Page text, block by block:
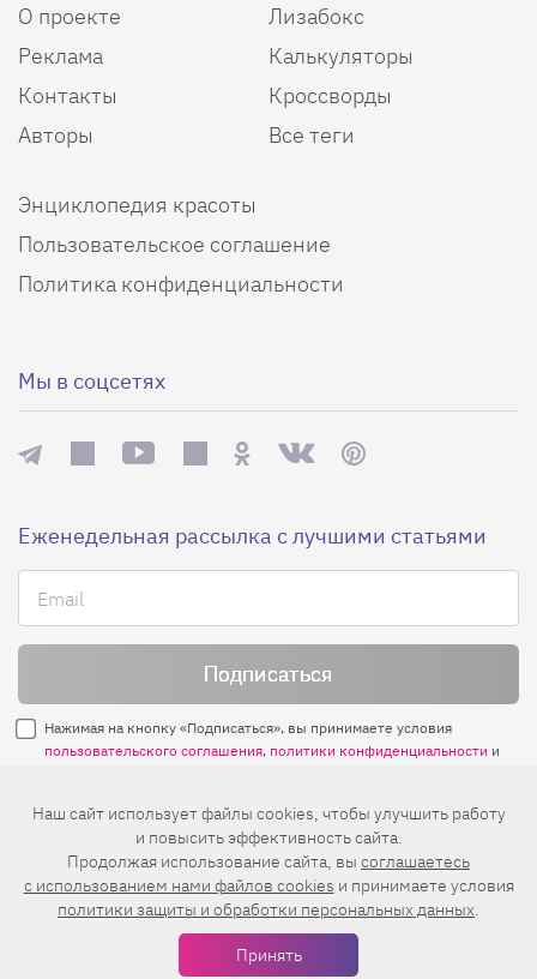
О проекте
Реклама
Контакты
Авторы
Лизабокс
Калькуляторы
Кроссворды
Все теги
Энциклопедия красоты
Пользовательское соглашение
Политика конфиденциальности
Мы в соцсетях
Еженедельная рассылка с лучшими статьями
Нажимая на кнопку «Подписаться», вы принимаете условия
пользовательского соглашения, политики конфиденциальности и
Нашли ошибку? Выделите ее и нажмите
Ctrl+Enter
© 2026 АО «БКМ», ОГРН 1027739494584, ИНН 7705056238
127018, Москва, ул. Полковая, д. 3, стр. 4, помещение I, комн. 23
16+
Наш сайт использует файлы cookies, чтобы улучшить работу
и повысить эффективность сайта.
Продолжая использование сайта, вы соглашаетесь
c использованием нами файлов cookies и принимаете условия
политики защиты и обработки персональных данных.
Принять